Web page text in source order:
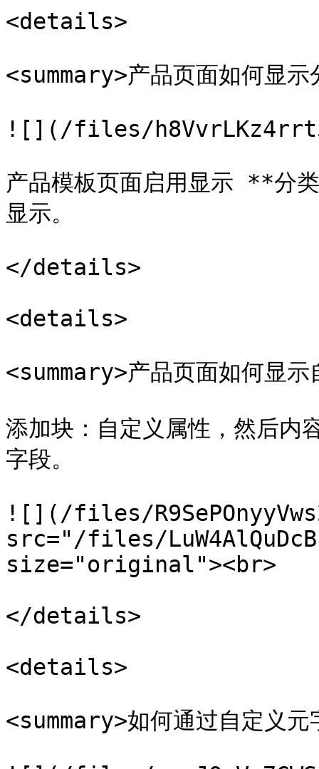
<details>
<summary>产品页面如何显
![](/files/
产品模板页面启用显示 **分
显示。
</details>
<details>
<summary>产品页面如何显
添加块：自定义属性，然后内
字段。
![](/files/
src="/files/
size="original"><br>
</details>
<details>
<summary>如何通过自定义